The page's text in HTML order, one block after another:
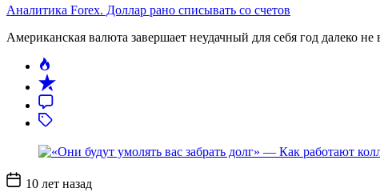
Аналитика Forex. Доллар рано списывать со счетов
Американская валюта завершает неудачный для себя год далеко
Дата10 лет назад